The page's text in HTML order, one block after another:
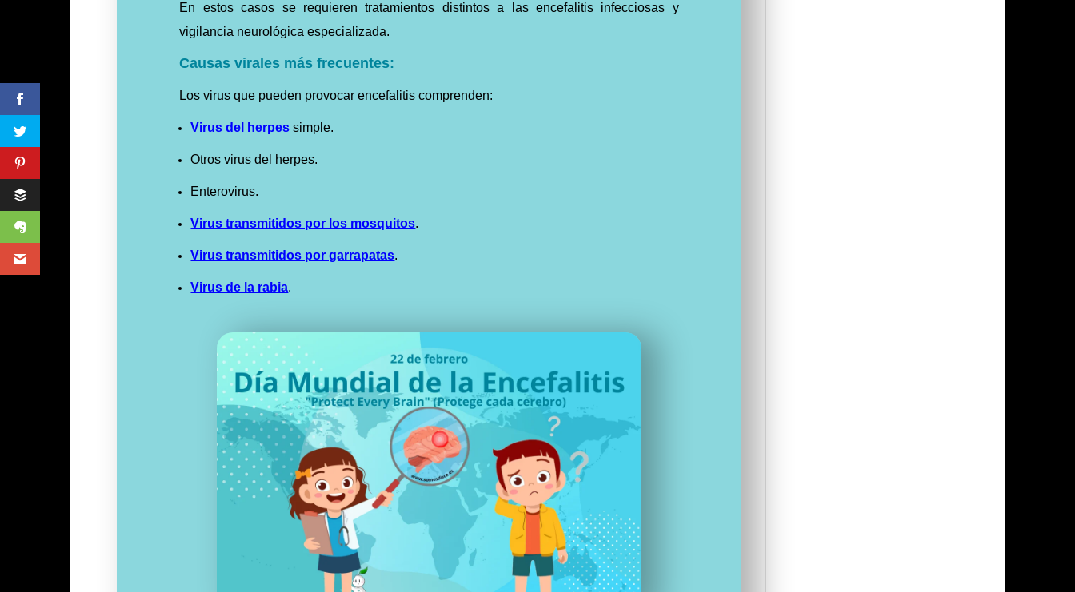
En estos casos se requieren tratamientos distintos a las encefalitis infecciosas y
vigilancia neurológica especializada.
Causas virales más frecuentes:
Los virus que pueden provocar encefalitis comprenden:
Virus del herpes simple.
Otros virus del herpes.
Enterovirus.
Virus transmitidos por los mosquitos.
Virus transmitidos por garrapatas.
Virus de la rabia.